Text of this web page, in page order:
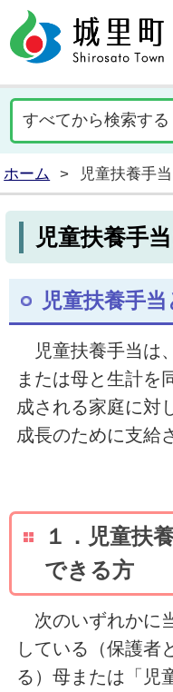
ホーム > 児童扶養手
児童扶養手
児童扶養手当
児童扶養手当は
または母と生計を
成される家庭に対
成長のために支給
１．児童扶
できる方
次のいずれかに
している（保護者
る）母または「児